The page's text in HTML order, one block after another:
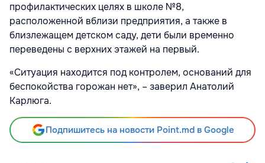
профилактических целях в школе №8,
расположенной вблизи предприятия, а также в
близлежащем детском саду, дети были временно
переведены с верхних этажей на первый.
«Ситуация находится под контролем, оснований для
беспокойства горожан нет», – заверил Анатолий
Карлюга.
Подпишитесь на новости Point.md в Google